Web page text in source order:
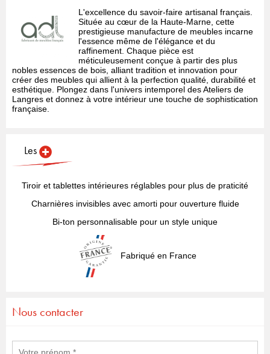
L'excellence du savoir-faire artisanal français.
Située au cœur de la Haute-Marne, cette
prestigieuse manufacture de meubles incarne
l'essence même de l'élégance et du
raffinement. Chaque pièce est
méticuleusement conçue à partir des plus
nobles essences de bois, alliant tradition et innovation pour
créer des meubles qui allient à la perfection qualité, durabilité et
esthétique. Plongez dans l'univers intemporel des Ateliers de
Langres et donnez à votre intérieur une touche de sophistication
française.
Les
Tiroir et tablettes intérieures réglables pour plus de praticité
Charnières invisibles avec amorti pour ouverture fluide
Bi-ton personnalisable pour un style unique
Fabriqué en France
Nous contacter